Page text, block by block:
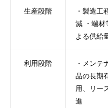
生産段階
・製造工
減 ・端材
よる供給
利用段階
・メンテ
品の長期
用、リー
進